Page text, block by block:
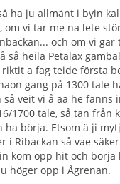
ha ju allmänt i byin
om vi tar me na lete
och om vi
så heila Petalax
a fag teide första
gang på 1300 tale
så veit vi å ää he fanns
1700 tale, så tan från
ha börja. Etsom ä ji
i Ribackan så vae
kom opp hit och börja
höger opp i Ågrenan.